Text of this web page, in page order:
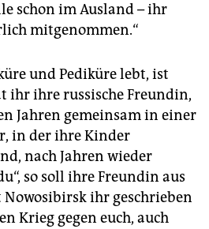
schon im Ausland – ihr
mitgenommen.“
und Pediküre lebt, ist
ihr ihre russische Freundin,
Jahren gemeinsam in einer
in der ihre Kinder
nach Jahren wieder
so soll ihre Freundin aus
ihr geschrieben
Krieg gegen euch, auch